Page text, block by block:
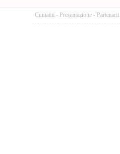
Cuntattu - Presentazione - Partenarii